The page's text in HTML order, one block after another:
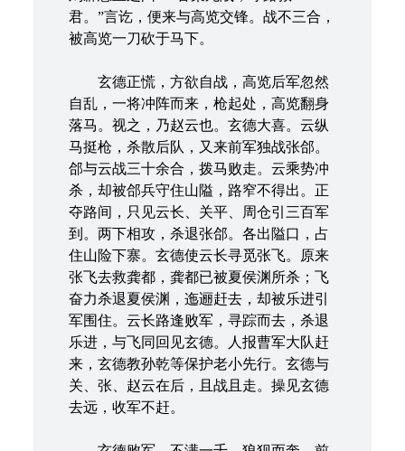
君。”言讫，便来与高览交锋。战不三合，
被高览一刀砍于马下。
玄德正慌，方欲自战，高览后军忽然
自乱，一将冲阵而来，枪起处，高览翻身
落马。视之，乃赵云也。玄德大喜。云纵
马挺枪，杀散后队，又来前军独战张郃。
郃与云战三十余合，拨马败走。云乘势冲
杀，却被郃兵守住山隘，路窄不得出。正
夺路间，只见云长、关平、周仓引三百军
到。两下相攻，杀退张郃。各出隘口，占
住山险下寨。玄德使云长寻觅张飞。原来
张飞去救龚都，龚都已被夏侯渊所杀；飞
奋力杀退夏侯渊，迤逦赶去，却被乐进引
军围住。云长路逢败军，寻踪而去，杀退
乐进，与飞同回见玄德。人报曹军大队赶
来，玄德教孙乾等保护老小先行。玄德与
关、张、赵云在后，且战且走。操见玄德
去远，收军不赶。